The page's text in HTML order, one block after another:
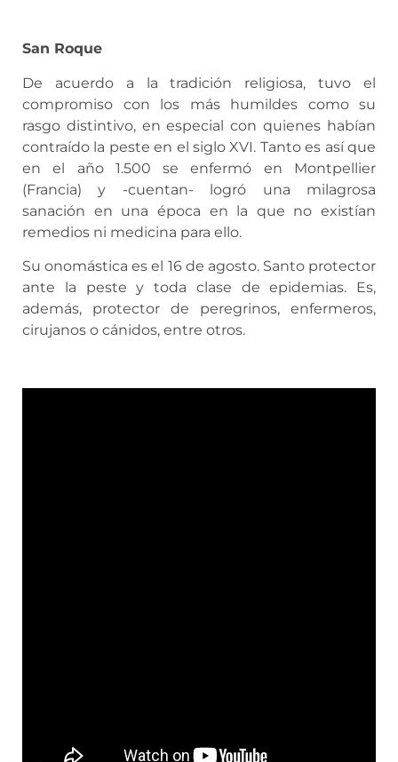
San Roque
De acuerdo a la tradición religiosa, tuvo el
compromiso con los más humildes como su
rasgo distintivo, en especial con quienes habían
contraído la peste en el siglo XVI. Tanto es así que
en el año 1.500 se enfermó en Montpellier
(Francia) y -cuentan- logró una milagrosa
sanación en una época en la que no existían
remedios ni medicina para ello.
Su onomástica es el 16 de agosto. Santo protector
ante la peste y toda clase de epidemias. Es,
además, protector de peregrinos, enfermeros,
cirujanos o cánidos, entre otros.